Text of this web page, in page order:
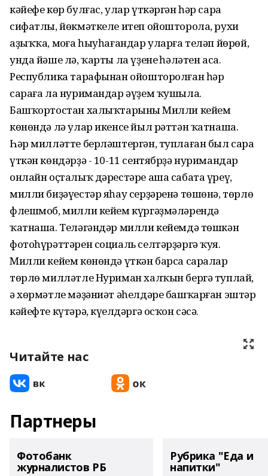
кәйефе көр булғас, улар үткәргән һәр сара
сифатлы, йөкмәткеле итеп ойошторола, рухи
аҙыҡҡа, моңға һыуһағандар уларға теләп йөрөй,
унда йәше лә, ҡарты ла үҙенең һәләтен аса.
Республика тарафынан ойошторолған һәр
сараға ла нуримандар әүҙем ҡушыла.
Башҡортостан халыҡтарының Милли кейем
көнөндә лә улар икенсе йыл рәттән ҡатнаша.
Һәр милләтте берләштергән, туплаған был сара
үткән көндәрҙә - 10-11 сентябрҙә нуримандар
онлайн оҫталыҡ дәрестәре аша сабата үреү,
милли биҙәүестәр яһау серҙәренә төшөнә, төрлө
флешмоб, милли кейем күргәҙмәләрендә
ҡатнаша. Теләгәндәр милли кейемдә төшкән
фотоһүрәттәрен социаль селтәрҙәргә ҡуя.
Милли кейем көнөндә үткән барса саралар
төрлө милләтле Нуриман халҡын бергә туплай,
ә хөрмәтле мәҙәниәт әһелдәре башҡарған эштәр
кәйефте күтәрә, күңелдәргә осҡон сәсә.
Читайте нас
Партнеры
Фотобанк
журналистов РБ
Рубрика "Еда и
напитки"